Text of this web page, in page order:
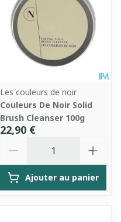
Les couleurs de noir
Couleurs De Noir Solid
Brush Cleanser 100g
22,90 €
Ajouter au panier